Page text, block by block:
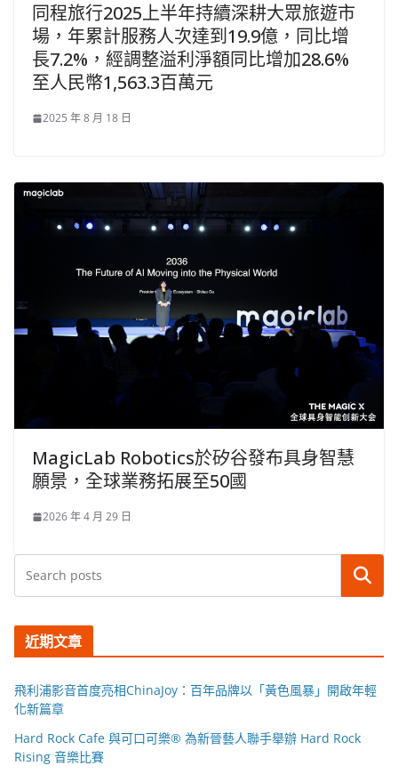
同程旅行2025上半年持續深耕大眾旅遊市
場，年累計服務人次達到19.9億，同比增
長7.2%，經調整溢利淨額同比增加28.6%
至人民幣1,563.3百萬元
2025 年 8 月 18 日
MagicLab Robotics於矽谷發布具身智慧
願景，全球業務拓展至50國
2026 年 4 月 29 日
搜尋
近期文章
飛利浦影音首度亮相ChinaJoy：百年品牌以「黃色風暴」開啟年輕
化新篇章
Hard Rock Cafe 與可口可樂® 為新晉藝人聯手舉辦 Hard Rock
Rising 音樂比賽